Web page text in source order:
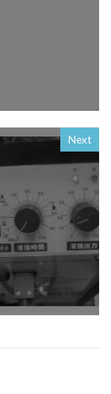
Next